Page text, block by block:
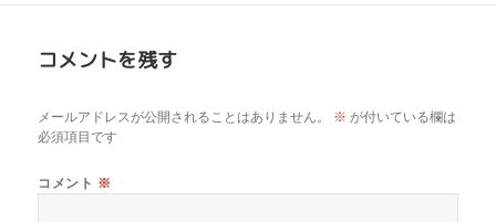
コメントを残す
メールアドレスが公開されることはありません。 ※ が付いている欄は
必須項目です
コメント ※